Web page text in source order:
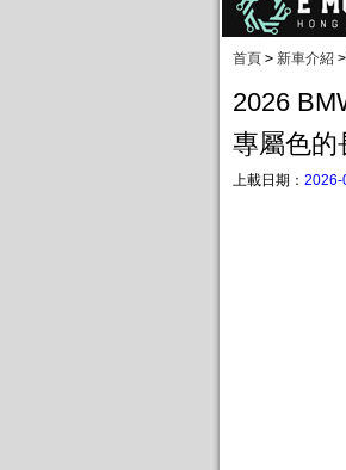
首頁 > 新車介紹 >
2026
專屬色的
上載日期： 2026-